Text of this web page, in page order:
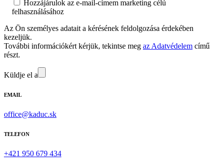
Hozzájárulok az e-mail-címem marketing célú
felhasználásához
Az Ön személyes adatait a kérésének feldolgozása érdekében
kezeljük.
További információkért kérjük, tekintse meg az Adatvédelem című
részt.
Küldje el a
EMAIL
office@kaduc.sk
TELEFON
+421 950 679 434